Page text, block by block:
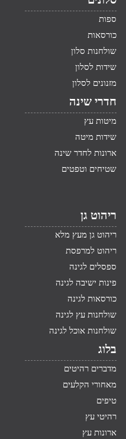
ספות
כורסאות
שולחנות סלון
שידות לסלון
מזנונים לסלון
חדרי שינה
מיטות עץ
שידות מיטה
ארונות לחדר שינה
שטיחים וטפטים
ריהוט גן
ריהוט גן מעץ מלא
ריהוט למרפסת
ספסלים לגינה
פינות ישיבה לגינה
כורסאות לגינה
שולחנות עץ לגינה
שולחנות אוכל לגינה
בלוג
מדברים רהיטים
מאחורי הקלעים
טיפים
רהיטי עץ
ארונות עץ